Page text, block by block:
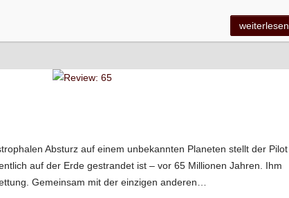
weiterlesen
Absturz auf einem unbekannten Planeten stellt der Pilot
auf der Erde gestrandet ist – vor 65 Millionen Jahren. Ihm
Gemeinsam mit der einzigen anderen…